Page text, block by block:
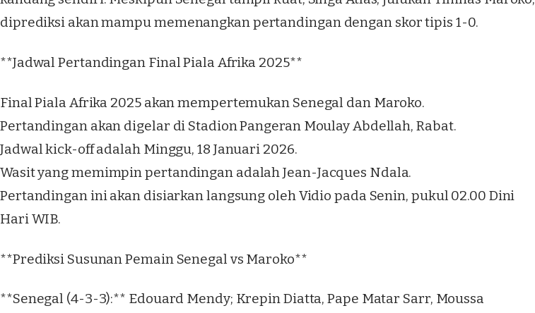
diprediksi akan mampu memenangkan pertandingan dengan skor tipis 1-0.
**Jadwal Pertandingan Final Piala Afrika 2025**
Final Piala Afrika 2025 akan mempertemukan Senegal dan Maroko.
Pertandingan akan digelar di Stadion Pangeran Moulay Abdellah, Rabat.
Jadwal kick-off adalah Minggu, 18 Januari 2026.
Wasit yang memimpin pertandingan adalah Jean-Jacques Ndala.
Pertandingan ini akan disiarkan langsung oleh Vidio pada Senin, pukul 02.00 Dini
Hari WIB.
**Prediksi Susunan Pemain Senegal vs Maroko**
**Senegal (4-3-3):** Edouard Mendy; Krepin Diatta, Pape Matar Sarr, Moussa